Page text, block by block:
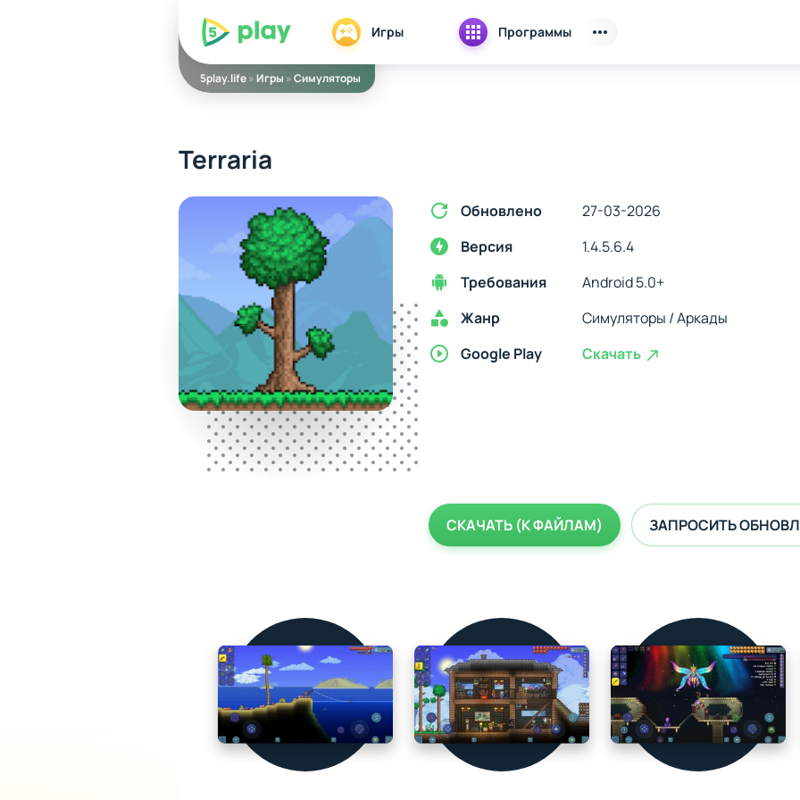
5play Игры Программы
5play.life»Игры »Симуляторы
Terraria
Обновлено
27-03-2026
Версия
1.4.5.6.4
Требования
Android 5.0+
Жанр
Симуляторы / Аркады
Google Play
Скачать
СКАЧАТЬ (К ФАЙЛАМ) ЗАПРОСИТЬ